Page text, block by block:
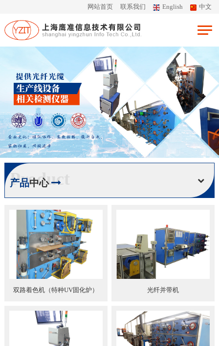
网站首页 联系我们 English 中文
Product
产品中心
双路着色机（特种UV固化炉） 光纤并带机